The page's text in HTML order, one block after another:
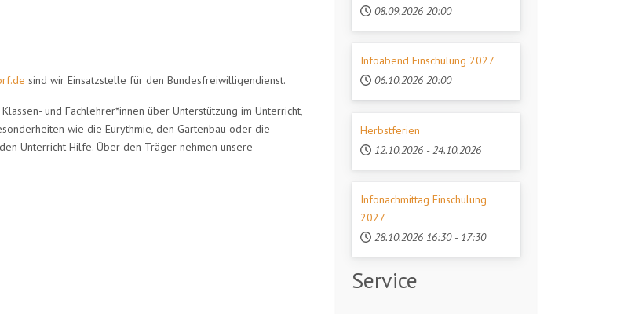
sind wir Einsatzstelle für den Bundesfreiwilligendienst.
und Fachlehrer*innen über Unterstützung im Unterricht,
wie die Eurythmie, den Gartenbau oder die
Unterricht Hilfe. Über den Träger nehmen unsere
08.09.2026 20:00
Infoabend Einschulung 2027
06.10.2026 20:00
Herbstferien
12.10.2026 - 24.10.2026
Infonachmittag Einschulung
2027
28.10.2026 16:30 - 17:30
Service